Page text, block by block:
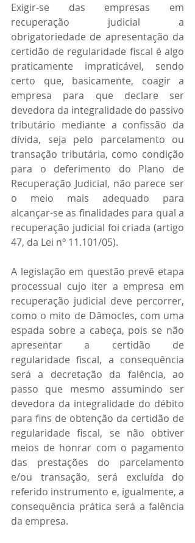
Exigir-se das empresas em
recuperação judicial a
obrigatoriedade de apresentação da
certidão de regularidade fiscal é algo
praticamente impraticável, sendo
certo que, basicamente, coagir a
empresa para que declare ser
devedora da integralidade do passivo
tributário mediante a confissão da
dívida, seja pelo parcelamento ou
transação tributária, como condição
para o deferimento do Plano de
Recuperação Judicial, não parece ser
o meio mais adequado para
alcançar-se as finalidades para qual a
recuperação judicial foi criada (artigo
47, da Lei nº 11.101/05).
A legislação em questão prevê etapa
processual cujo iter a empresa em
recuperação judicial deve percorrer,
como o mito de Dâmocles, com uma
espada sobre a cabeça, pois se não
apresentar a certidão de
regularidade fiscal, a consequência
será a decretação da falência, ao
passo que mesmo assumindo ser
devedora da integralidade do débito
para fins de obtenção da certidão de
regularidade fiscal, se não obtiver
meios de honrar com o pagamento
das prestações do parcelamento
e/ou transação, será excluída do
referido instrumento e, igualmente, a
consequência prática será a falência
da empresa.